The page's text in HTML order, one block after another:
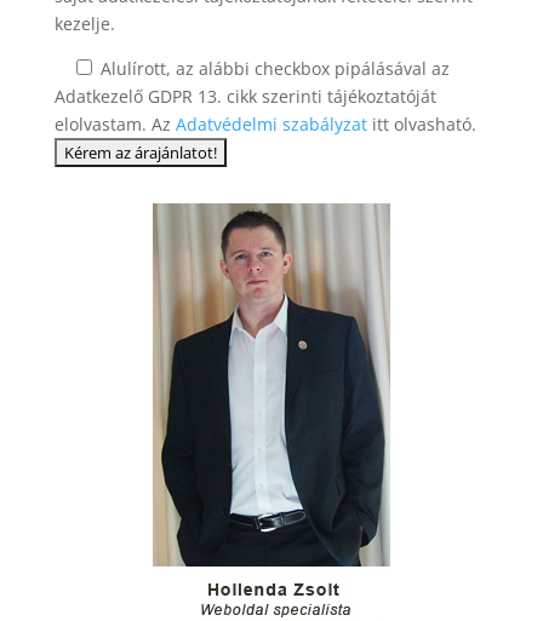
kezelje.
Alulírott, az alábbi checkbox pipálásával az
Adatkezelő GDPR 13. cikk szerinti tájékoztatóját
elolvastam. Az Adatvédelmi szabályzatitt olvasható.